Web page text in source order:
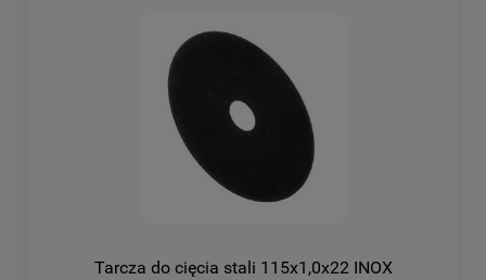
Tarcza do cięcia stali 115x1,0x22 INOX